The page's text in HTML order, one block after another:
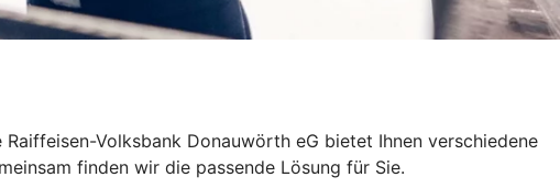
Volksbank Donauwörth eG bietet Ihnen verschiedene
finden wir die passende Lösung für Sie.